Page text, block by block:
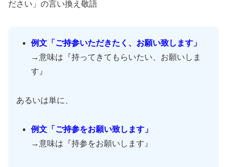
ださい」の言い換え敬語
例文「ご持参いただきたく、お願い致します」
→意味は『持ってきてもらいたい、お願いしま
す』
あるいは単に、
例文「ご持参をお願い致します」
→意味は『持参をお願いします』